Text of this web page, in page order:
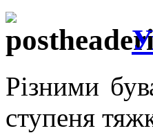
Різними
ступеня